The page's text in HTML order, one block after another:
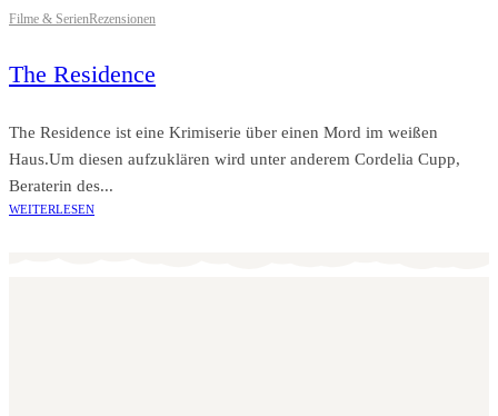
Filme & SerienRezensionen
The Residence
The Residence ist eine Krimiserie über einen Mord im weißen
Haus.Um diesen aufzuklären wird unter anderem Cordelia Cupp,
Beraterin des...
WEITERLESEN